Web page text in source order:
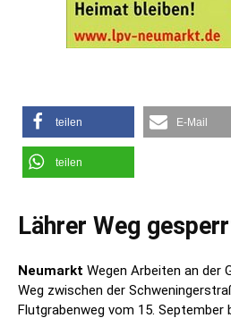
teilen E-Mail
teilen
Lährer Weg
Neumarkt Wegen Arbeiten an der
Weg zwischen der
Flutgrabenweg vom 15. September